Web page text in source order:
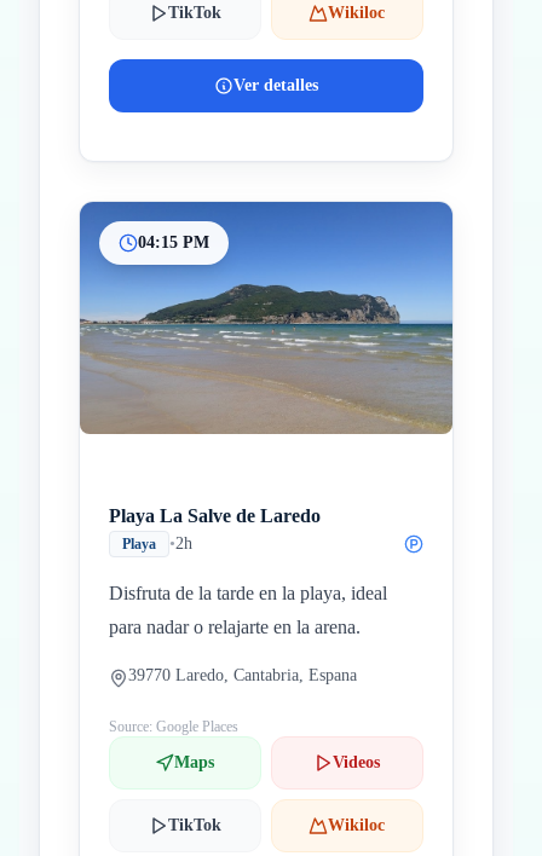
TikTok Wikiloc
Ver detalles
04:15 PM
Playa La Salve de Laredo
Playa •2h
Disfruta de la tarde en la playa, ideal
para nadar o relajarte en la arena.
39770 Laredo, Cantabria, Espana
Source: Google Places
Maps Videos
TikTok Wikiloc